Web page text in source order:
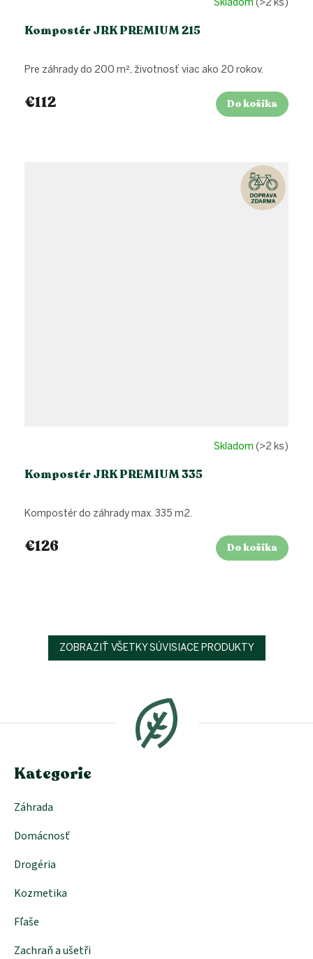
Kompostér JRK PREMIUM 215
Skladom (>2 ks)
€112 Do košíka
Pre záhrady do 200 m², životnosť viac ako 20 rokov.
Kompostér JRK PREMIUM 335
Skladom (>2 ks)
€126 Do košíka
Kompostér do záhrady max. 335 m2.
ZOBRAZIŤ VŠETKY SÚVISIACE PRODUKTY
ä
Kategorie
Záhrada
Domácnosť
Drogéria
Kozmetika
Fľaše
Zachraň a ušetři